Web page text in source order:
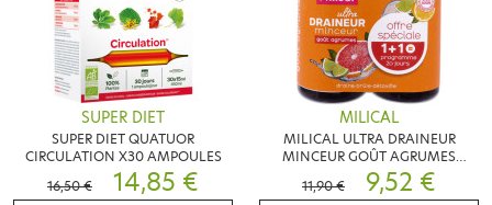
SUPER DIET
SUPER DIET QUATUOR
CIRCULATION X30 AMPOULES
16,50 €
14,85 €
MILICAL
MILICAL ULTRA DRAINEUR
MINCEUR GOÛT AGRUMES
2X500ML
11,90 € 9,52 €